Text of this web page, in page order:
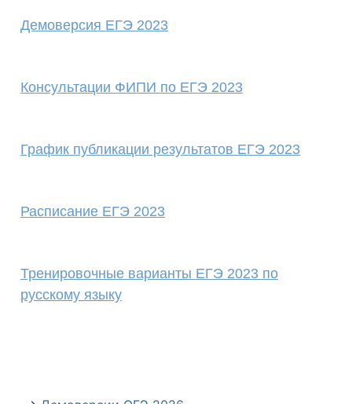
Демоверсия ЕГЭ 2023
Консультации ФИПИ по ЕГЭ 2023
График публикации результатов ЕГЭ 2023
Расписание ЕГЭ 2023
Тренировочные варианты ЕГЭ 2023 по
русскому языку